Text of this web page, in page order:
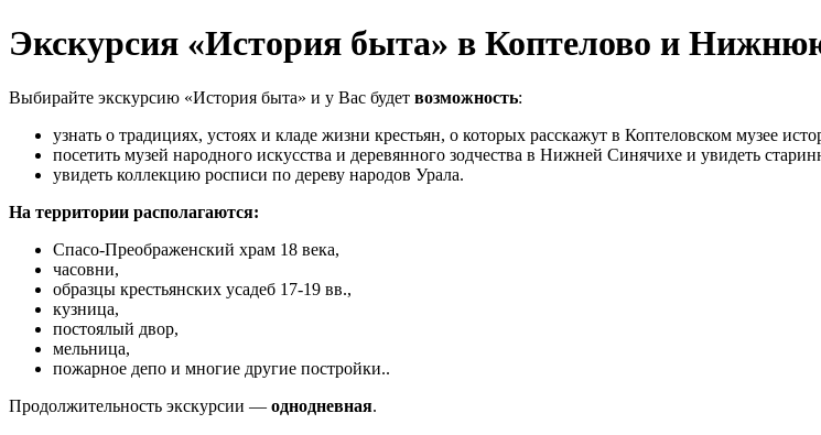
Экскурсия «История быта» в Коптелово и
Выбирайте экскурсию «История быта» и у Вас будет возможность:
узнать о традициях, устоях и кладе жизни крестьян, о которых расскажут в Коптеловском музее
посетить музей народного искусства и деревянного зодчества в Нижней Синячихе и увидеть
увидеть коллекцию росписи по дереву народов Урала.
На территории располагаются:
Спасо-Преображенский храм 18 века,
часовни,
образцы крестьянских усадеб 17-19 вв.,
кузница,
постоялый двор,
мельница,
пожарное депо и многие другие постройки..
Продолжительность экскурсии — однодневная.